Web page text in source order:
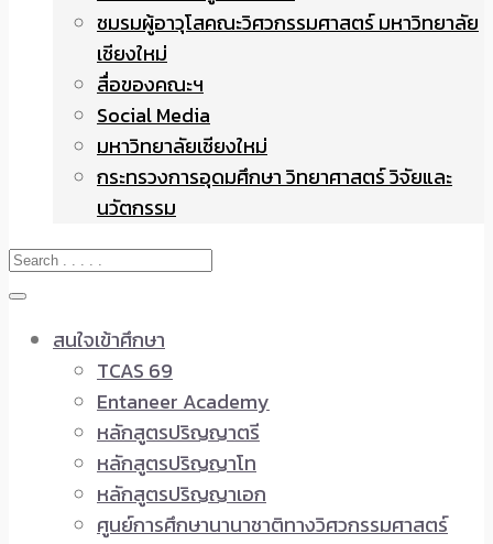
ชมรมผู้อาวุโสคณะวิศวกรรมศาสตร์ มหาวิทยาลัย
เชียงใหม่
สื่อของคณะฯ
Social Media
มหาวิทยาลัยเชียงใหม่
กระทรวงการอุดมศึกษา วิทยาศาสตร์ วิจัยและ
นวัตกรรม
สนใจเข้าศึกษา
TCAS 69
Entaneer Academy
หลักสูตรปริญญาตรี
หลักสูตรปริญญาโท
หลักสูตรปริญญาเอก
ศูนย์การศึกษานานาชาติทางวิศวกรรมศาสตร์